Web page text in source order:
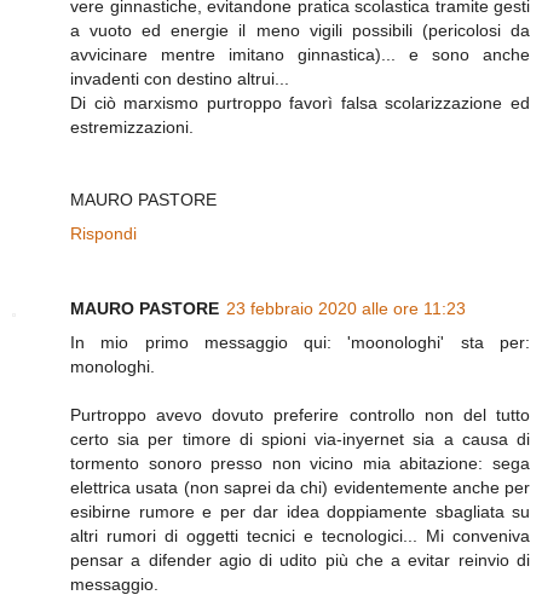
vere ginnastiche, evitandone pratica scolastica tramite gesti
a vuoto ed energie il meno vigili possibili (pericolosi da
avvicinare mentre imitano ginnastica)... e sono anche
invadenti con destino altrui...
Di ciò marxismo purtroppo favorì falsa scolarizzazione ed
estremizzazioni.
MAURO PASTORE
Rispondi
MAURO PASTORE 23 febbraio 2020 alle ore 11:23
In mio primo messaggio qui: 'moonologhi' sta per:
monologhi.
Purtroppo avevo dovuto preferire controllo non del tutto
certo sia per timore di spioni via-inyernet sia a causa di
tormento sonoro presso non vicino mia abitazione: sega
elettrica usata (non saprei da chi) evidentemente anche per
esibirne rumore e per dar idea doppiamente sbagliata su
altri rumori di oggetti tecnici e tecnologici... Mi conveniva
pensar a difender agio di udito più che a evitar reinvio di
messaggio.